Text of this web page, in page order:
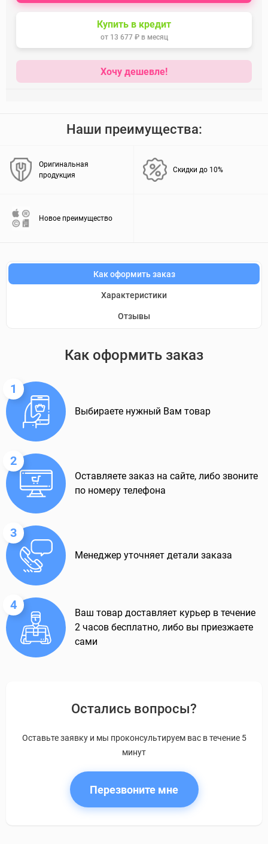
Купить в кредит
от 13 677 ₽в месяц
Хочу дешевле!
Наши преимущества:
Оригинальная
продукция
Скидки до 10%
Новое преимущество
Как оформить заказ
Характеристики
Отзывы
Как оформить заказ
1
Выбираете нужный Вам товар
2
Оставляете заказ на сайте, либо звоните
по номеру телефона
3
Менеджер уточняет детали заказа
4
Ваш товар доставляет курьер в течение
2 часов бесплатно, либо вы приезжаете
сами
Остались вопросы?
Оставьте заявку и мы проконсультируем вас в течение 5
минут
Перезвоните мне